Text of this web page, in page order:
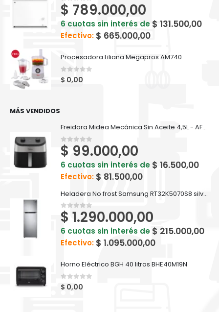
0out of 5
$ 789.000,00
6 cuotas sin interés de $ 131.500,00
Efectivo: $ 665.000,00
Procesadora Liliana Megapros AM740
0 out of 5
$ 0,00
MÁS VENDIDOS
Freidora Midea Mecánica Sin Aceite 4,5L - AF-MW45BAR1
0out of 5
$ 99.000,00
6 cuotas sin interés de $ 16.500,00
Efectivo: $ 81.500,00
Heladera No frost Samsung RT32K5070S8 silver inox 321 L
0out of 5
$ 1.290.000,00
6 cuotas sin interés de $ 215.000,00
Efectivo: $ 1.095.000,00
Horno Eléctrico BGH 40 litros BHE40M19N
0 out of 5
$ 0,00